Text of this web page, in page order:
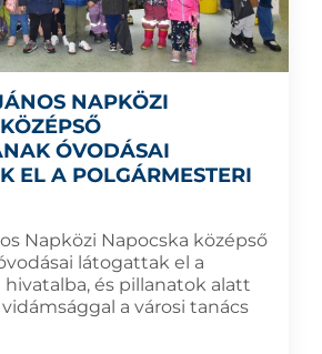
NAPKÖZI
ÓVODÁSAI
EL A POLGÁRMESTERI
Napközi Napocska középső
látogattak el a
és pillanatok alatt
a városi tanács